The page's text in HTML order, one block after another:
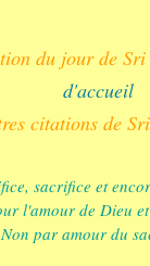
du jour de
d'accueil
citations de
sacrifice et
l'amour de Dieu
Non par amour du